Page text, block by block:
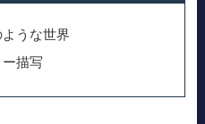
うな世界
描写